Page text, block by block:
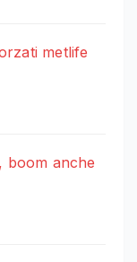
metlife
boom anche